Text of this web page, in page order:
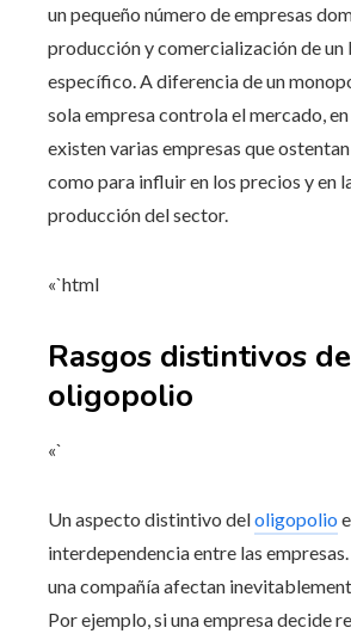
un pequeño número de empresas
producción y comercialización de un
específico. A diferencia de un
sola empresa controla el mercado,
existen varias empresas que
como para influir en los precios y en
producción del sector.
«`html
Rasgos distintivos
oligopolio
«`
Un aspecto distintivo deloligopolio
interdependencia entre las
una compañía afectan
Por ejemplo, si una empresa decide